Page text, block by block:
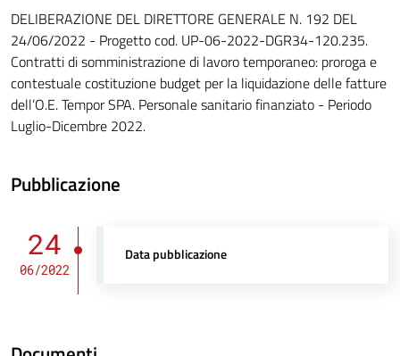
DELIBERAZIONE DEL DIRETTORE GENERALE N. 192 DEL
24/06/2022 - Progetto cod. UP-06-2022-DGR34-120.235.
Contratti di somministrazione di lavoro temporaneo: proroga e
contestuale costituzione budget per la liquidazione delle fatture
dell’O.E. Tempor SPA. Personale sanitario finanziato - Periodo
Luglio-Dicembre 2022.
Pubblicazione
24
06/2022
Data pubblicazione